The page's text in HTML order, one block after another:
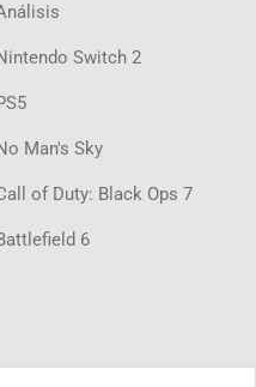
Switch 2
Man's Sky
of Duty: Black Ops 7
6